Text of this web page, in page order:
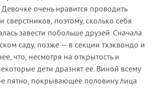
очень нравится проводить
поэтому, сколько себя
завести побольше друзей. Сначала
саду, позже — в секции тхэквондо и
что, несмотря на открытость и
дети дразнят ее. Виной всему
пятно, покрывающее половину лица